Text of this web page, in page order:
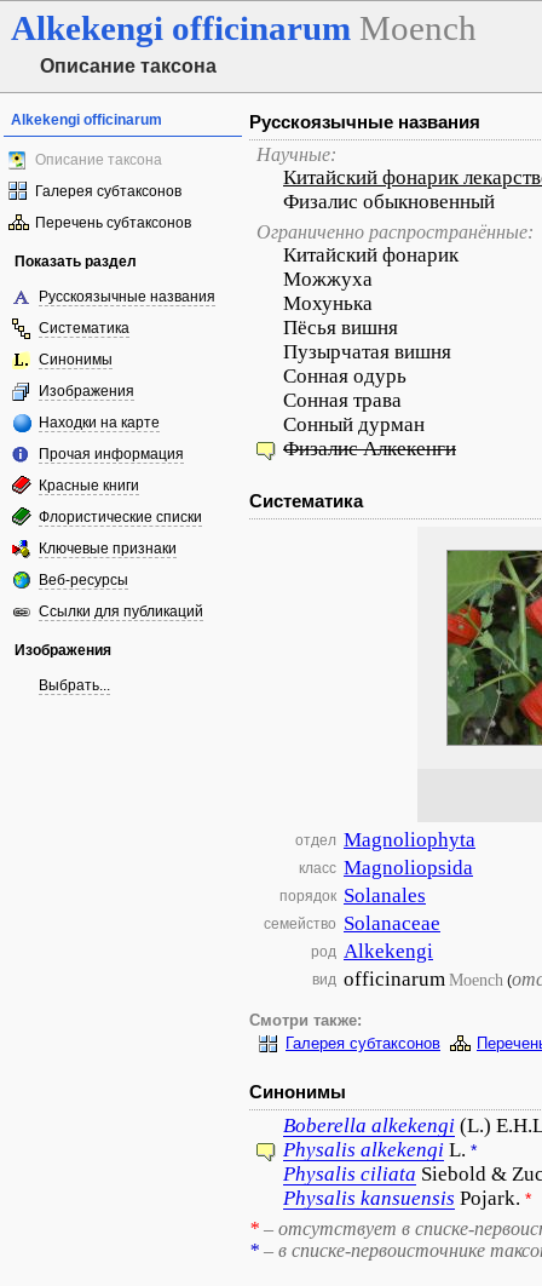
Alkekengi officinarum Moench
Описание таксона
Alkekengi officinarum
Описание таксона
Галерея субтаксонов
Перечень субтаксонов
Показать раздел
Русскоязычные названия
Систематика
Синонимы
Изображения
Находки на карте
Прочая информация
Красные книги
Флористические списки
Ключевые признаки
Веб-ресурсы
Ссылки для публикаций
Изображения
Выбрать...
Русскоязычные названия
Научные:
Китайский фонарик
Физалис обыкновенный
Ограниченно распространённые:
Китайский фонарик
Можжуха
Мохунька
Пёсья вишня
Пузырчатая вишня
Сонная одурь
Сонная трава
Сонный дурман
Физалис Алкекенги
Систематика
отдел Magnoliophyta
класс Magnoliopsida
порядок Solanales
семейство Solanaceae
род Alkekengi
вид officinarumMoench (
Смотри также:
Галерея субтаксонов
Синонимы
Boberella alkekengi (L.)
Physalis alkekengi L. *
Physalis ciliata Siebold &
Physalis kansuensis Pojark. *
* – отсутствует в списке-
* – в списке-первоисточнике